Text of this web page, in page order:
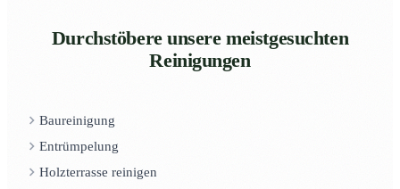
Durchstöbere unsere meistgesuchten
Reinigungen
Baureinigung
Entrümpelung
Holzterrasse reinigen